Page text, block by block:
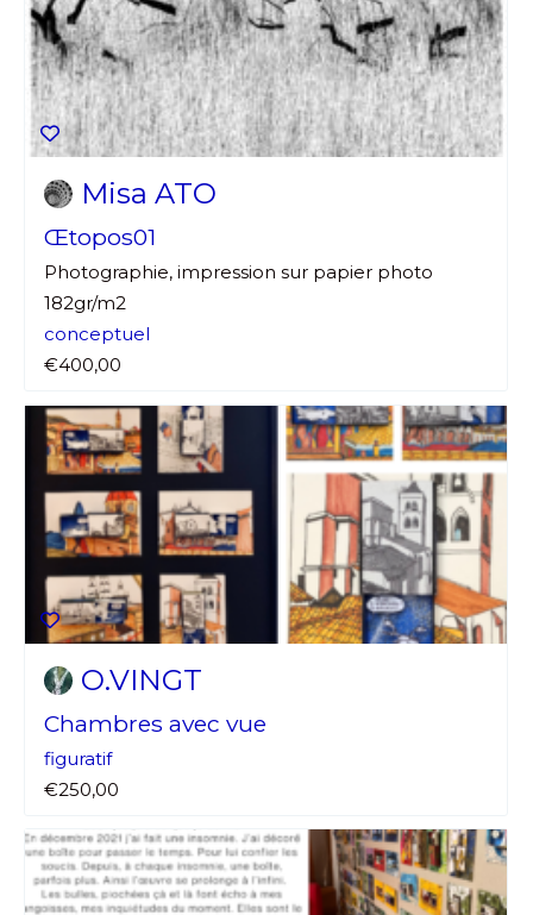
Misa ATO
Œtopos01
Photographie, impression sur papier photo
182gr/m2
conceptuel
€400,00
O.VINGT
Chambres avec vue
figuratif
€250,00